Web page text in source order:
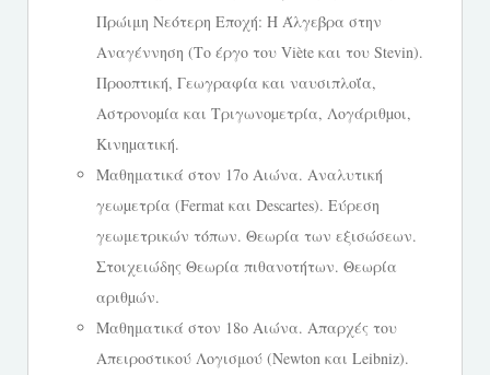
Πρώιμη Νεότερη Εποχή: Η Άλγεβρα στην
Αναγέννηση (Το έργο του Viète και του Stevin).
Προοπτική, Γεωγραφία και ναυσιπλοΐα,
Αστρονοµία και Τριγωνοµετρία, Λογάριθµοι,
Κινηµατική.
Μαθηματικά στον 17ο Αιώνα. Αναλυτική
γεωµετρία (Fermat και Descartes). Εύρεση
γεωμετρικών τόπων. Θεωρία των εξισώσεων.
Στοιχειώδης Θεωρία πιθανοτήτων. Θεωρία
αριθµών.
Μαθηματικά στον 18ο Αιώνα. Απαρχές του
Απειροστικού Λογισμού (Newton και Leibniz).